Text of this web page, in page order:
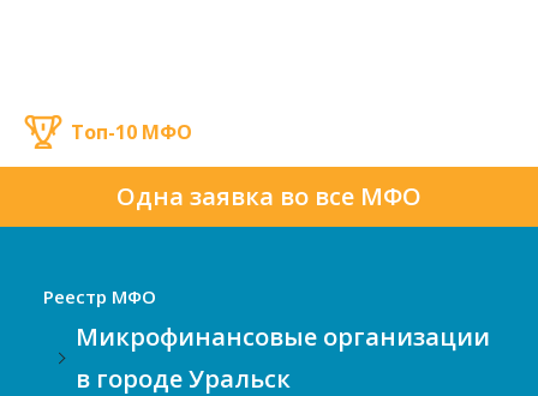
Одна заявка во все МФО
Топ-10 МФО
Реестр МФО
Микрофинансовые организации
в городе Уральск